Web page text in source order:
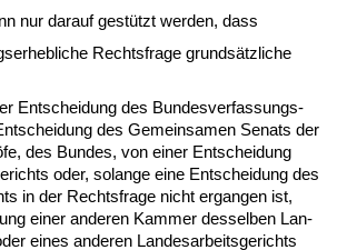
nur dar­auf gestützt wer­den, dass
Rechts­fra­ge grundsätz­li­che
Ent­schei­dung des Bun­des­ver­fas­sungs­
des Ge­mein­sa­men Se­nats der
des Bun­des, von ei­ner Ent­schei­dung
oder, so­lan­ge ei­ne Ent­schei­dung des
in der Rechts­fra­ge nicht er­gan­gen ist,
ei­ner an­de­ren Kam­mer des­sel­ben Lan­
ei­nes an­de­ren Lan­des­ar­beits­ge­richts